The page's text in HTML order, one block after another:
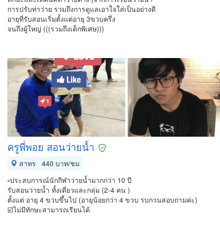
การปรับท่าว่าย รวมถึงการดูแลเอาใจใส่เป็นอย่างดี
อายุที่รับสอนเริ่มตั้งแต่อายุ 3ขวบครึ่ง
จนถึงผู้ใหญ่ (((รวมถึงเด็กพิเศษ)))
ครูพี่พอย สอนว่ายน้ำ
สาทร
440 บาท/ชม
▫️ประสบการณ์นักกีฬาว่ายน้ำมากกว่า 10 ปี
รับสอนว่ายน้ำ ทั้งเดี่ยวและกลุ่ม (2-4 คน )
ตั้งแต่ อายุ 4 ขวบขึ้นไป (อายุน้อยกว่า 4 ขวบ รบกวนสอบถามค่ะ)
☑️ไม่มีทักษะสามารถเรียนได้